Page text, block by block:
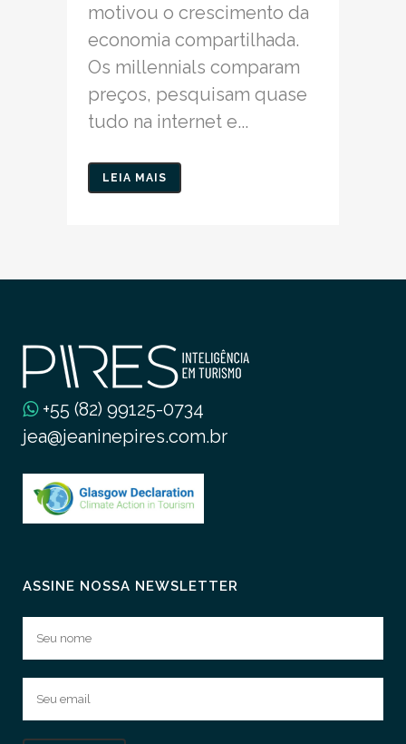
motivou o crescimento da
economia compartilhada.
Os millennials comparam
preços, pesquisam quase
tudo na internet e...
LEIA MAIS
+55 (82) 99125-0734
jea@jeaninepires.com.br
ASSINE NOSSA NEWSLETTER